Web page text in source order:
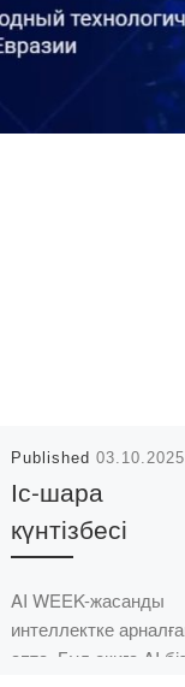
Published03.10.2025
Іс-шара
күнтізбесі
AI WEEK-жасанды
интеллектке
апта. Бұл оқиға AI